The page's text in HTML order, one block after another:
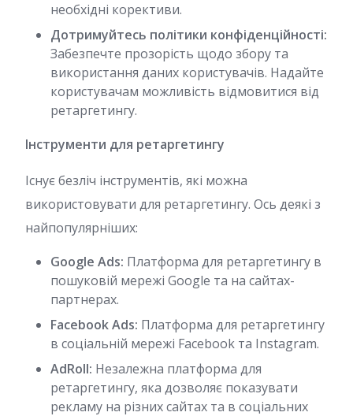
необхідні корективи.
Дотримуйтесь політики конфіденційності:
Забезпечте прозорість щодо збору та
використання даних користувачів. Надайте
користувачам можливість відмовитися від
ретаргетингу.
Інструменти для ретаргетингу
Існує безліч інструментів, які можна
використовувати для ретаргетингу. Ось деякі з
найпопулярніших:
Google Ads: Платформа для ретаргетингу в
пошуковій мережі Google та на сайтах-
партнерах.
Facebook Ads: Платформа для ретаргетингу
в соціальній мережі Facebook та Instagram.
AdRoll: Незалежна платформа для
ретаргетингу, яка дозволяє показувати
рекламу на різних сайтах та в соціальних